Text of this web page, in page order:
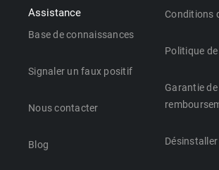
Assistance
Base de connaissances
Signaler un faux positif
Nous contacter
Blog
Conditions
Politique
Garantie de
Désinstaller